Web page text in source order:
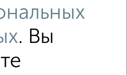
3 с ценой ниже
. Вы